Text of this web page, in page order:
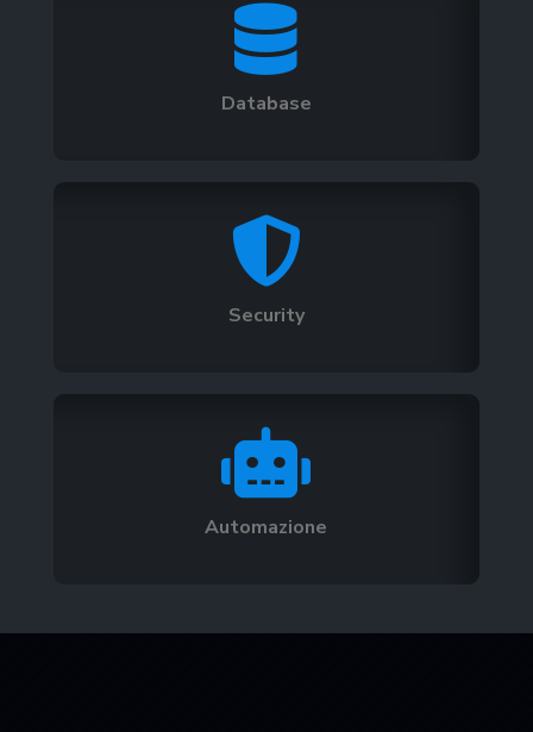

Database

Security

Automazione